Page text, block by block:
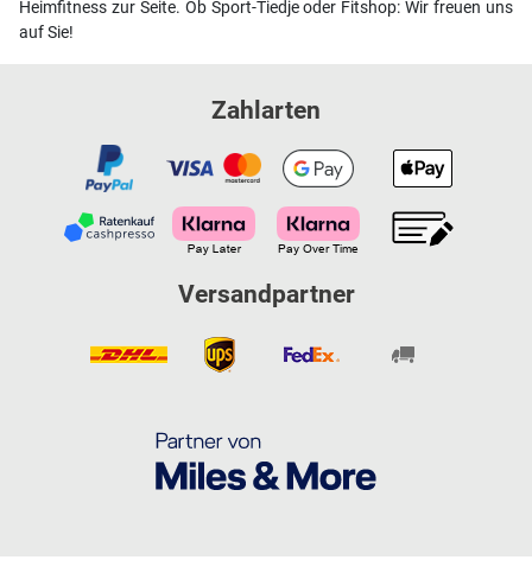
Heimfitness zur Seite. Ob Sport-Tiedje oder Fitshop: Wir freuen uns
auf Sie!
Zahlarten
Versandpartner